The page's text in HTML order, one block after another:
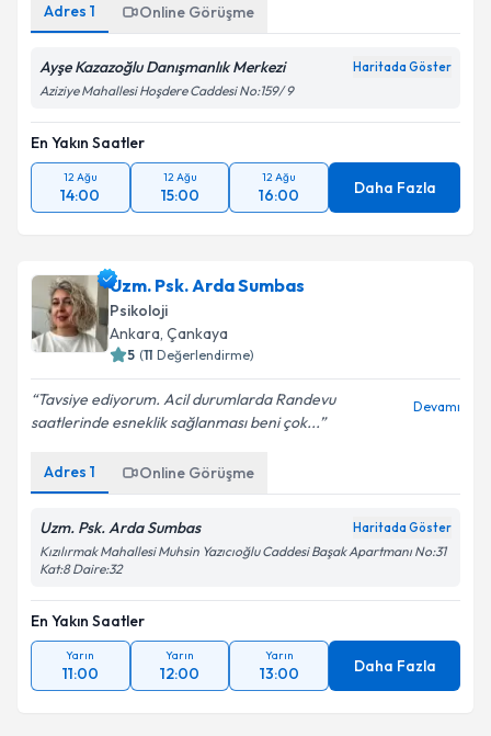
Adres 1 Online Görüşme
Ayşe Kazazoğlu Danışmanlık Merkezi Haritada Göster
Aziziye Mahallesi Hoşdere Caddesi No:159/ 9
En Yakın Saatler
12 Ağu
14:00
12 Ağu
15:00
12 Ağu
16:00 Daha Fazla
Uzm. Psk. Arda Sumbas
Psikoloji
Ankara, Çankaya
5 (11 Değerlendirme)
Tavsiye ediyorum. Acil durumlarda Randevu
saatlerinde esneklik sağlanması beni çok...
Devamı
Adres 1 Online Görüşme
Uzm. Psk. Arda Sumbas Haritada Göster
Kızılırmak Mahallesi Muhsin Yazıcıoğlu Caddesi Başak Apartmanı No:31
Kat:8 Daire:32
En Yakın Saatler
Yarın
11:00
Yarın
12:00
Yarın
13:00 Daha Fazla